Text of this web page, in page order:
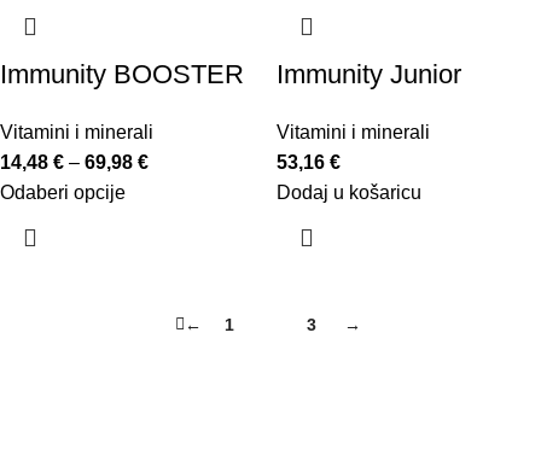
Immunity BOOSTER
Vitamini i minerali
14,48 € – 69,98 €
Odaberi opcije
Immunity Junior
Vitamini i minerali
53,16 €
Dodaj u košaricu
← 1 3 →